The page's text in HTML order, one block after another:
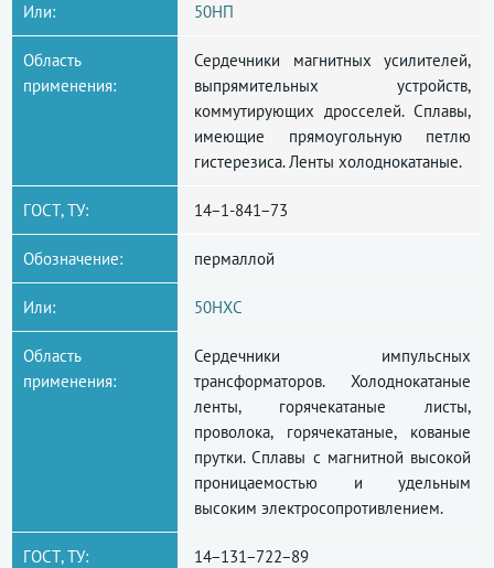
Или: 50НП
Область
применения:
Сердечники магнитных усилителей,
выпрямительных устройств,
коммутирующих дросселей. Сплавы,
имеющие прямоугольную петлю
гистерезиса. Ленты холоднокатаные.
ГОСТ, ТУ: 14−1-841−73
Обозначение: пермаллой
Или: 50НХС
Область
применения:
Сердечники импульсных
трансформаторов. Холоднокатаные
ленты, горячекатаные листы,
проволока, горячекатаные, кованые
прутки. Сплавы с магнитной высокой
проницаемостью и удельным
высоким электросопротивлением.
ГОСТ, ТУ: 14−131−722−89